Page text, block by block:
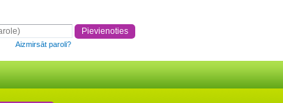
Aizmirsāt paroli?